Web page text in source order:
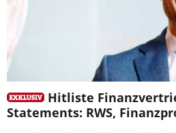
Hitliste
Statements: RWS,